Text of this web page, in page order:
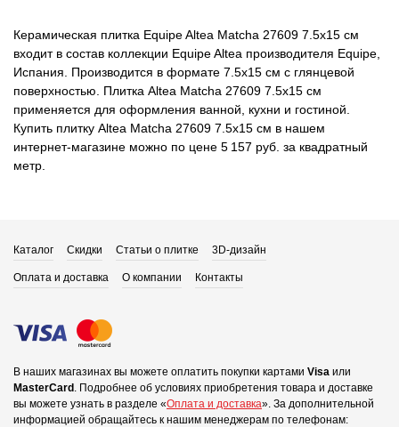
Керамическая плитка Equipe Altea Matcha 27609 7.5x15 см
входит в состав коллекции Equipe Altea производителя Equipe,
Испания. Производится в формате 7.5x15 см с глянцевой
поверхностью. Плитка Altea Matcha 27609 7.5x15 см
применяется для оформления ванной, кухни и гостиной.
Купить плитку Altea Matcha 27609 7.5x15 см в нашем
интернет-магазине можно по цене 5 157 руб. за квадратный
метр.
Каталог Скидки Статьи о плитке 3D-дизайн
Оплата и доставка О компании Контакты
В наших магазинах вы можете оплатить покупки картами Visa или
MasterCard . Подробнее об условиях приобретения товара и доставке
вы можете узнать в разделе «Оплата и доставка». За дополнительной
информацией обращайтесь к нашим менеджерам по телефонам: